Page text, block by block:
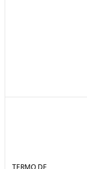
TERMO DE